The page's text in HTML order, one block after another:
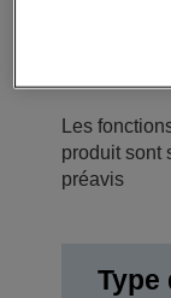
Les
produit sont
préavis
Type